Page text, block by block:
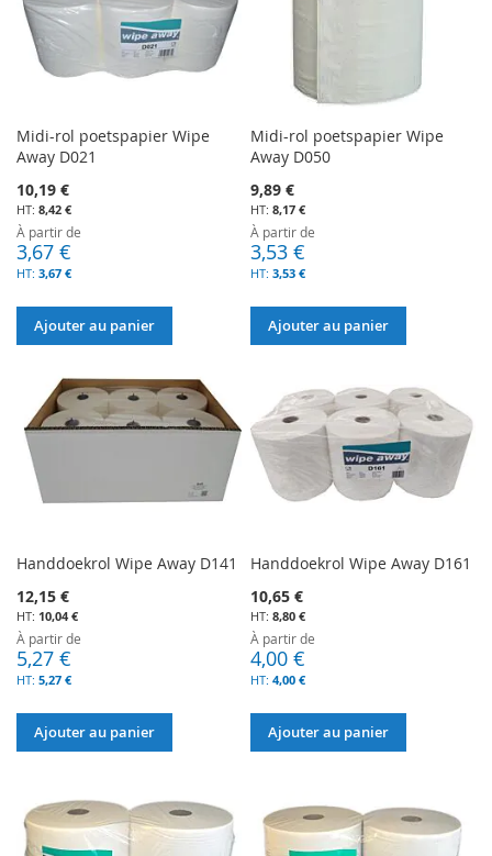
Midi-rol poetspapier Wipe
Away D021
10,19 €
8,42 €
À partir de
3,67 €
3,67 €
Ajouter au panier
Midi-rol poetspapier Wipe
Away D050
9,89 €
8,17 €
À partir de
3,53 €
3,53 €
Ajouter au panier
Handdoekrol Wipe Away D141
12,15 €
10,04 €
À partir de
5,27 €
5,27 €
Ajouter au panier
Handdoekrol Wipe Away D161
10,65 €
8,80 €
À partir de
4,00 €
4,00 €
Ajouter au panier